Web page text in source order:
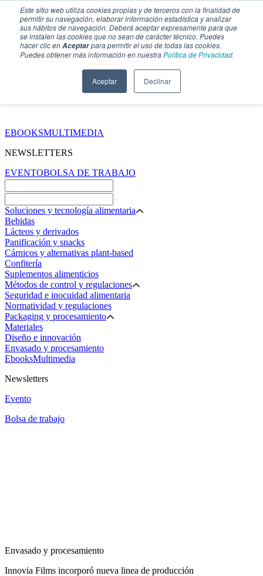
Este sitio web utiliza cookies propias y de terceros con la finalidad de
permitir su navegación, elaborar información estadística y analizar
sus hábitos de navegación. Deberá aceptar expresamente para que
se instalen las cookies que no sean de carácter técnico. Puedes
hacer clic enAceptarpara permitir el uso de todas las cookies.
Puedes obtener más información en nuestraPolítica de Privacidad.
Aceptar Declinar
EBOOKSMULTIMEDIA
NEWSLETTERS
EVENTOBOLSA DE TRABAJO
Soluciones y tecnología alimentaria
Bebidas
Lácteos y derivados
Panificación y snacks
Cárnicos y alternativas plant-based
Confitería
Suplementos alimenticios
Métodos de control y regulaciones
Seguridad e inocuidad alimentaria
Normatividad y regulaciones
Packaging y procesamiento
Materiales
Diseño e innovación
Envasado y procesamiento
EbooksMultimedia
Newsletters
Evento
Bolsa de trabajo
Envasado y procesamiento
Innovia Films incorporó nueva linea de producción